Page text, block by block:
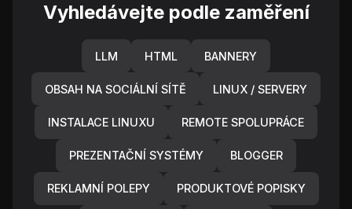
Vyhledávejte podle zaměření
LLM HTML BANNERY
OBSAH NA SOCIÁLNÍ SÍTĚ LINUX / SERVERY
INSTALACE LINUXU REMOTE SPOLUPRÁCE
PREZENTAČNÍ SYSTÉMY BLOGGER
REKLAMNÍ POLEPY PRODUKTOVÉ POPISKY